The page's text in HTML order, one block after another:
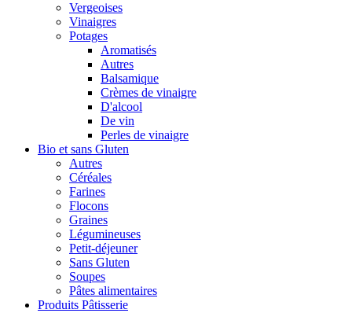
Vergeoises
Vinaigres
Potages
Aromatisés
Autres
Balsamique
Crèmes de vinaigre
D'alcool
De vin
Perles de vinaigre
Bio et sans Gluten
Autres
Céréales
Farines
Flocons
Graines
Légumineuses
Petit-déjeuner
Sans Gluten
Soupes
Pâtes alimentaires
Produits Pâtisserie